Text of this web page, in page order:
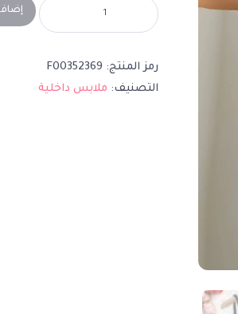
رمز المنتج: F00352369
التصنيف: ملابس داخلية